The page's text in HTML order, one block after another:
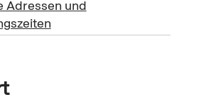
Adressen und